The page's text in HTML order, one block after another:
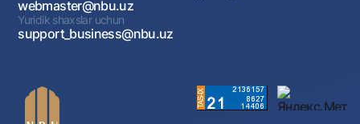
webmaster@nbu.uz
Yuridik shaxslar uchun
support_business@nbu.uz